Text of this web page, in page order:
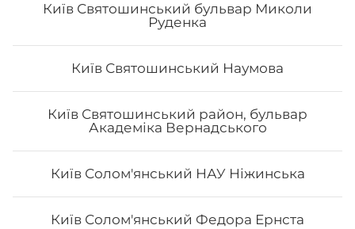
Київ Святошинський бульвар Миколи
Руденка
Київ Святошинський Наумова
Київ Святошинський район, бульвар
Академіка Вернадського
Київ Солом'янський НАУ Ніжинська
Київ Солом'янський Федора Ернста
Рол Хіко Мак